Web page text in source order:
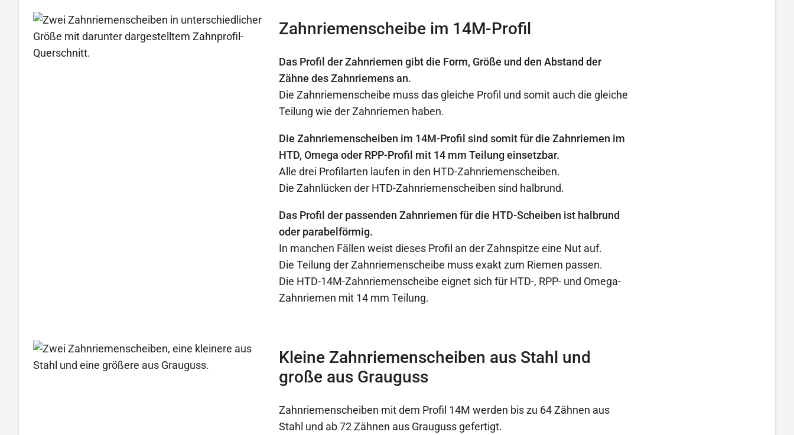
Zahnriemenscheibe im 14M-Profil
Das Profil der Zahnriemen gibt die Form, Größe und den Abstand der
Zähne des Zahnriemens an.
Die Zahnriemenscheibe muss das gleiche Profil und somit auch die gleiche
Teilung wie der Zahnriemen haben.
Die Zahnriemenscheiben im 14M-Profil sind somit für die Zahnriemen im
HTD, Omega oder RPP-Profil mit 14 mm Teilung einsetzbar.
Alle drei Profilarten laufen in den HTD-Zahnriemenscheiben.
Die Zahnlücken der HTD-Zahnriemenscheiben sind halbrund.
Das Profil der passenden Zahnriemen für die HTD-Scheiben ist halbrund
oder parabelförmig.
In manchen Fällen weist dieses Profil an der Zahnspitze eine Nut auf.
Die Teilung der Zahnriemenscheibe muss exakt zum Riemen passen.
Die HTD-14M-Zahnriemenscheibe eignet sich für HTD-, RPP- und Omega-
Zahnriemen mit 14 mm Teilung.
Kleine Zahnriemenscheiben aus Stahl und
große aus Grauguss
Zahnriemenscheiben mit dem Profil 14M werden bis zu 64 Zähnen aus
Stahl und ab 72 Zähnen aus Grauguss gefertigt.